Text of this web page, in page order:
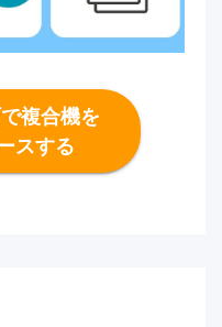
複合機を
スする